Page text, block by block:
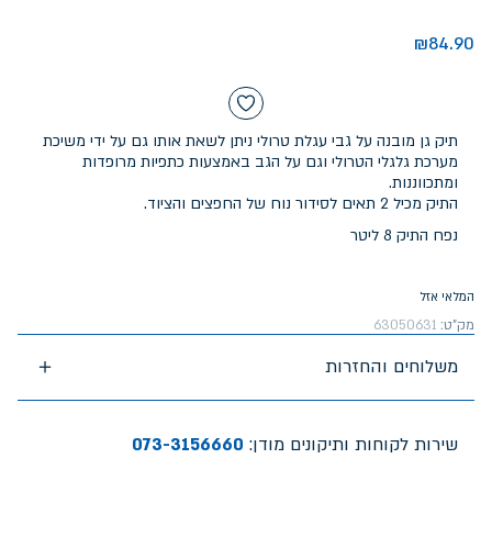
₪84.90
תיק גן מובנה על גבי עגלת טרולי ניתן לשאת אותו גם על ידי משיכת
מערכת גלגלי הטרולי וגם על הגב באמצעות כתפיות מרופדות
ומתכווננות.
התיק מכיל 2 תאים לסידור נוח של החפצים והציוד.
נפח התיק 8 ליטר
המלאי אזל
מק"ט: 63050631
משלוחים והחזרות
שירות לקוחות ותיקונים מודן: 073-3156660